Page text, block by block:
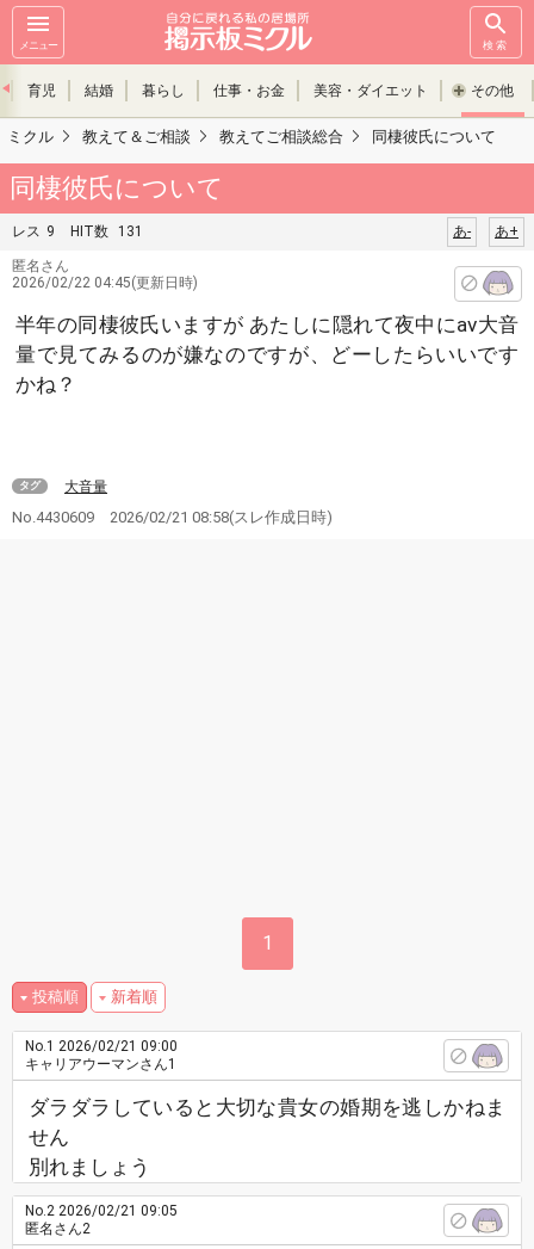
メニュー 検索
育児 結婚 暮らし 仕事・お金 美容・ダイエット その他
ミクル 教えて＆ご相談 教えてご相談総合 同棲彼氏について
同棲彼氏について
レス 9 HIT数 131 あ+
あ-
匿名さん
2026/02/22 04:45(更新日時)
半年の同棲彼氏いますが あたしに隠れて夜中にav大音
量で見てみるのが嫌なのですが、どーしたらいいです
かね？
タグ 大音量
No.4430609 2026/02/21 08:58(スレ作成日時)
1
投稿順 新着順
No.1 2026/02/21 09:00
キャリアウーマンさん1
ダラダラしていると大切な貴女の婚期を逃しかねま
せん
別れましょう
No.2 2026/02/21 09:05
匿名さん2